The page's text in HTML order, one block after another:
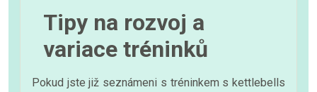
Tipy na rozvoj a
variace tréninků
Pokud jste již seznámeni s tréninkem s kettlebells